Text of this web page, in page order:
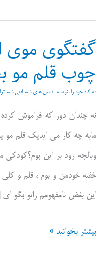
گفتگوی
چوب قلم مو
دیدگاه‌ خود را بنویسید /متن های شبه ادبی،شبه
نه چندان دور که فراموش
مابه چه کار می ایدیک قلم مو
وبالچه رود بر این بوم؟کودکی
خفته خودمن و بوم ، قلم و کلی
این بغض نامفهومم راتو بگو
گفتگوی
بیشتر بخوانید »